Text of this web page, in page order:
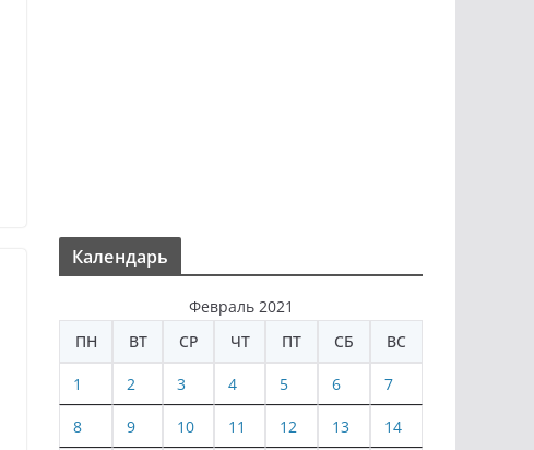
Календарь
Февраль 2021
ПН
ВТ СР ЧТ ПТ СБ ВС
1 2 3 4 5 6 7
8 9 10 11 12 13 14